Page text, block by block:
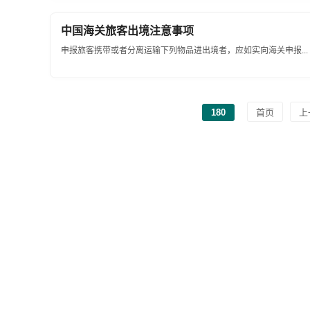
中国海关旅客出境注意事项
申报旅客携带或者分离运输下列物品进出境者，应如实向海关申报...
180 首页